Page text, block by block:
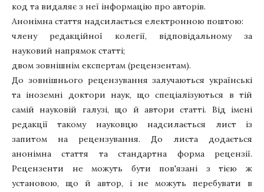
код та видаляє з неї інформацію про авторів.
Анонімна стаття надсилається електронною поштою:
члену редакційної колегії, відповідальному за
науковий напрямок статті;
двом зовнішнім експертам (рецензентам).
До зовнішнього рецензування залучаються українські
та іноземні доктори наук, що спеціалізуються в тій
самій науковій галузі, що й автори статті. Від імені
редакції такому науковцю надсилається лист із
запитом на рецензування. До листа додається
анонімна стаття та стандартна форма рецензії.
Рецензенти не можуть бути пов'язані з тією ж
установою, що й автор, і не можуть перебувати в